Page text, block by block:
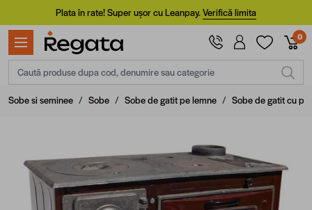
Mergi la ConținutPlata în rate! Super ușor cu Leanpay.Verifică limita
0
Caută produse dupa cod, denumire sau categorie
Sobe si seminee / Sobe / Sobe de gatit pe lemne / Sobe de gatit cu